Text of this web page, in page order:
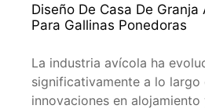
Diseño De Casa De Granja
Para Gallinas Ponedoras
La industria avícola ha
significativamente a lo largo
innovaciones en